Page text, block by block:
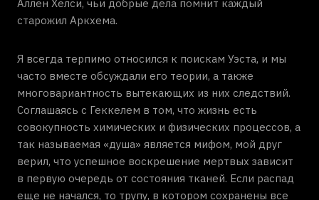
Аллен Хелси, чьи добрые дела помнит каждый
старожил Аркхема.
Я всегда терпимо относился к поискам Уэста, и мы
часто вместе обсуждали его теории, а также
многовариантность вытекающих из них следствий.
Соглашаясь с Геккелем в том, что жизнь есть
совокупность химических и физических процессов, а
так называемая «душа» является мифом, мой друг
верил, что успешное воскрешение мертвых зависит
в первую очередь от состояния тканей. Если распад
еще не начался, то трупу, в котором сохранены все